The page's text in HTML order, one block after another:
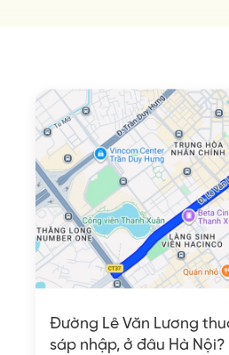
Đường Lê Văn Lương
sáp nhập, ở đâu Hà Nội?